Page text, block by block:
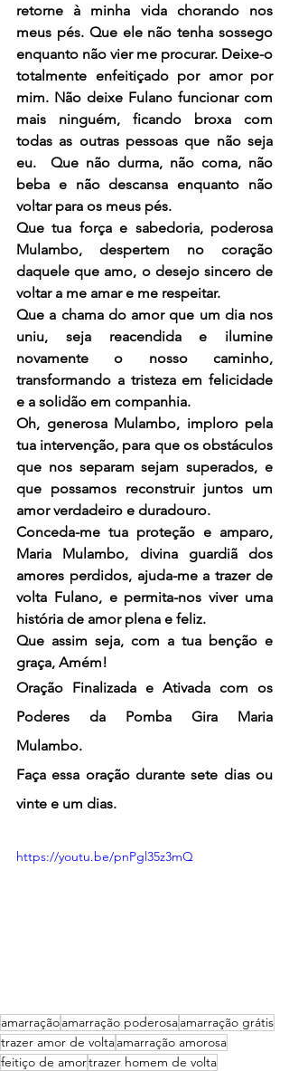
retorne à minha vida chorando nos
meus pés. Que ele não tenha sossego
enquanto não vier me procurar. Deixe-o
totalmente enfeitiçado por amor por
mim. Não deixe Fulano funcionar com
mais ninguém, ficando broxa com
todas as outras pessoas que não seja
eu.  Que não durma, não coma, não
beba e não descansa enquanto não
voltar para os meus pés.
Que tua força e sabedoria, poderosa
Mulambo, despertem no coração
daquele que amo, o desejo sincero de
voltar a me amar e me respeitar.
Que a chama do amor que um dia nos
uniu, seja reacendida e ilumine
novamente o nosso caminho,
transformando a tristeza em felicidade
e a solidão em companhia.
Oh, generosa Mulambo, imploro pela
tua intervenção, para que os obstáculos
que nos separam sejam superados, e
que possamos reconstruir juntos um
amor verdadeiro e duradouro.
Conceda-me tua proteção e amparo,
Maria Mulambo, divina guardiã dos
amores perdidos, ajuda-me a trazer de
volta Fulano, e permita-nos viver uma
história de amor plena e feliz.
Que assim seja, com a tua benção e
graça, Amém!
Oração Finalizada e Ativada com os
Poderes da Pomba Gira Maria
Mulambo.
Faça essa oração durante sete dias ou
vinte e um dias.
https://youtu.be/pnPgl35z3mQ
amarraçãoamarração poderosaamarração grátis
trazer amor de voltaamarração amorosa
feitiço de amortrazer homem de volta